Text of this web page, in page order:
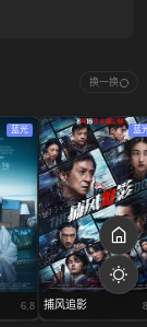
换一换
蓝光
6.8
蓝
捕风追影